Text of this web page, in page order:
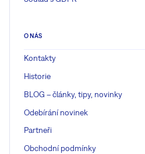
O NÁS
Kontakty
Historie
BLOG – články, tipy, novinky
Odebírání novinek
Partneři
Obchodní podmínky